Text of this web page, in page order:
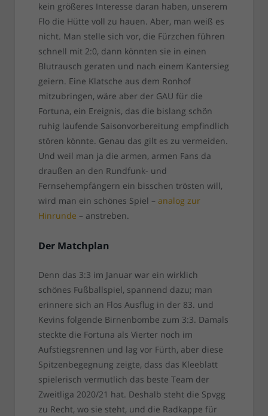
kein größeres Interesse daran haben, unserem
Flo die Hütte voll zu hauen. Aber, man weiß es
nicht. Man stelle sich vor, die Fürzchen führen
schnell mit 2:0, dann könnten sie in einen
Blutrausch geraten und nach einem Kantersieg
geiern. Eine Klatsche aus dem Ronhof
mitzubringen, wäre aber der GAU für die
Fortuna, ein Ereignis, das die bislang schön
ruhig laufende Saisonvorbereitung empfindlich
stören könnte. Genau das gilt es zu vermeiden.
Und weil man ja die armen, armen Fans da
draußen an den Rundfunk- und
Fernsehempfängern ein bisschen trösten will,
wird man ein schönes Spiel – analog zur
Hinrunde – anstreben.
Der Matchplan
Denn das 3:3 im Januar war ein wirklich
schönes Fußballspiel, spannend dazu; man
erinnere sich an Flos Ausflug in der 83. und
Kevins folgende Birnenbombe zum 3:3. Damals
steckte die Fortuna als Vierter noch im
Aufstiegsrennen und lag vor Fürth, aber diese
Spitzenbegegnung zeigte, dass das Kleeblatt
spielerisch vermutlich das beste Team der
Zweitliga 2020/21 hat. Deshalb steht die Spvgg
zu Recht, wo sie steht, und die Radkappe für